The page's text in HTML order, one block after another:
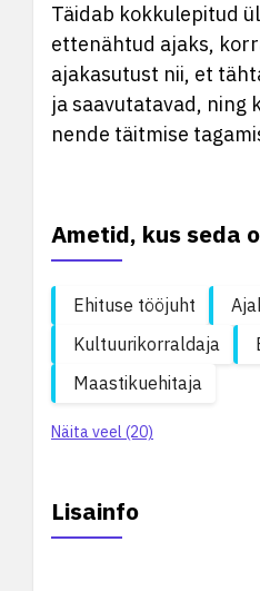
Täidab kokkulepitud
ettenähtud ajaks,
ajakasutust nii, et
ja saavutatavad, ning
nende täitmise
Ametid, kus seda
Ehituse tööjuht
Kultuurikorraldaja
Maastikuehitaja
Näita veel (20)
Lisainfo